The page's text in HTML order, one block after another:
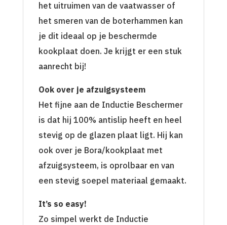
het uitruimen van de vaatwasser of
het smeren van de boterhammen kan
je dit ideaal op je beschermde
kookplaat doen. Je krijgt er een stuk
aanrecht bij!
Ook over je afzuigsysteem
Het fijne aan de Inductie Beschermer
is dat hij 100% antislip heeft en heel
stevig op de glazen plaat ligt. Hij kan
ook over je Bora/kookplaat met
afzuigsysteem, is oprolbaar en van
een stevig soepel materiaal gemaakt.
It’s so easy!
Zo simpel werkt de Inductie